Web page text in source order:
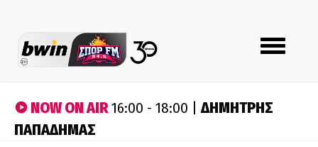
Toggle
navigation
NOW ON AIR16:00 - 18:00 |ΔΗΜΗΤΡΗΣ
ΠΑΠΑΔΗΜΑΣ